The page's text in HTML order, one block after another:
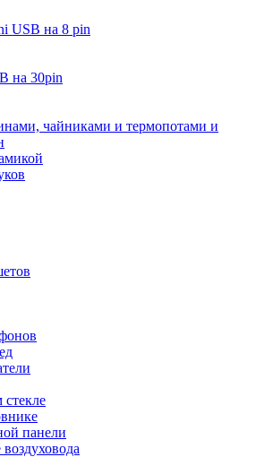
USB на 8 pin
на 30pin
чайниками и термопотами и
панели